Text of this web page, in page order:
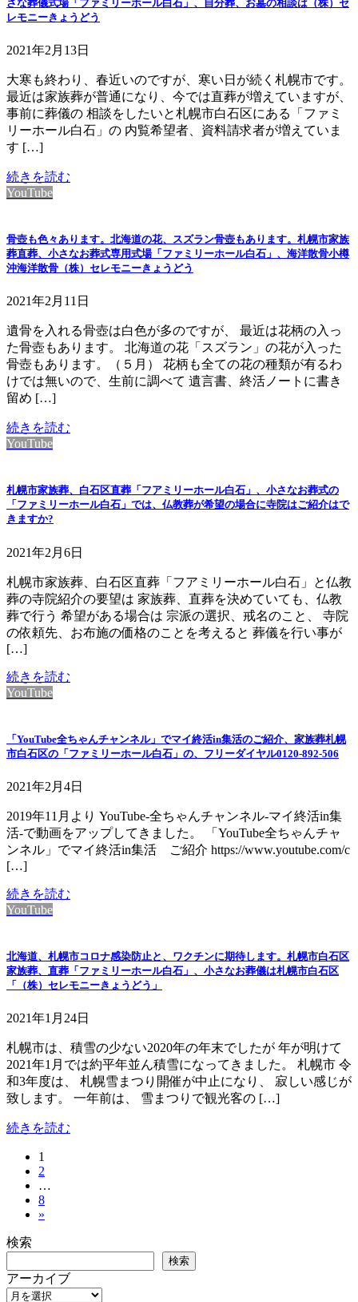
さな葬儀式場「ファミリーホール白石」、自分葬、お墓の相談は（株）セ
レモニーきょうどう
2021年2月13日
大寒も終わり、春近いのですが、寒い日が続く札幌市です。
最近は家族葬が普通になり、今では直葬が増えていますが、
事前に葬儀の 相談をしたいと札幌市白石区にある「ファミ
リーホール白石」の 内覧希望者、資料請求者が増えていま
す […]
続きを読む
YouTube
骨壺も色々あります。北海道の花、スズラン骨壺もあります。札幌市家族
葬直葬、小さなお葬式専用式場「ファミリーホール白石」、海洋散骨小樽
沖海洋散骨（株）セレモニーきょうどう
2021年2月11日
遺骨を入れる骨壺は白色が多のですが、 最近は花柄の入っ
た骨壺もあります。 北海道の花「スズラン」の花が入った
骨壺もあります。（５月） 花柄も全ての花の種類が有るわ
けでは無いので、生前に調べて 遺言書、終活ノートに書き
留め […]
続きを読む
YouTube
札幌市家族葬、白石区直葬「フアミリーホール白石」、小さなお葬式の
「ファミリーホール白石」では、仏教葬が希望の場合に寺院はご紹介はで
きますか?
2021年2月6日
札幌市家族葬、白石区直葬「フアミリーホール白石」と仏教
葬の寺院紹介の要望は 家族葬、直葬を決めていても、仏教
葬で行う 希望がある場合は 宗派の選択、戒名のこと、 寺院
の依頼先、お布施の価格のことを考えると 葬儀を行い事が
[…]
続きを読む
YouTube
「YouTube全ちゃんチャンネル」でマイ終活in集活のご紹介、家族葬札幌
市白石区の「ファミリーホール白石」の、フリーダイヤル0120-892-506
2021年2月4日
2019年11月より YouTube-全ちゃんチャンネル-マイ終活in集
活-で動画をアップしてきました。 「YouTube全ちゃんチャ
ンネル」でマイ終活in集活 ご紹介 https://www.youtube.com/c
[…]
続きを読む
YouTube
北海道、札幌市コロナ感染防止と、ワクチンに期待します。札幌市白石区
家族葬、直葬「ファミリーホール白石」、小さなお葬儀は札幌市白石区
「（株）セレモニーきょうどう」
2021年1月24日
札幌市は、積雪の少ない2020年の年末でしたが 年が明けて
2021年1月では約平年並ん積雪になってきました。 札幌市 令
和3年度は、 札幌雪まつり開催が中止になり、 寂しい感じが
致します。 一年前は、 雪まつりで観光客の […]
続きを読む
ペ
ー
ジ
固
定
ペ
ー
ジ
1
固
定
ペ
ー
2
…
固
定
ー
ジ
8
»
検索
検索
アーカイブ